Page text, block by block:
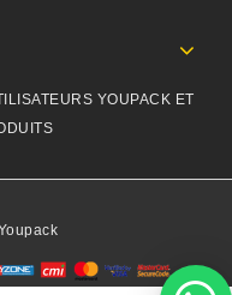
YOUPACK ET